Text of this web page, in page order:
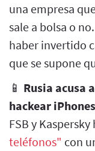
una empresa
sale a bolsa o no.
haber invertido
que se supone
📱 Rusia acusa
hackear
FSB y
teléfonos" con